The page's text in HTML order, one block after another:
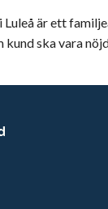
Luleå är ett
ska vara